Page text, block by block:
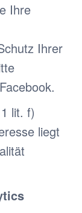
Ihre
Ihrer
lit. f)
liegt